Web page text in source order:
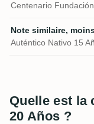
Centenario
Note similaire,
Auténtico Nativo 15
Quelle est la
20 Años ?